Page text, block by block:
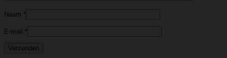
Naam *
E-mail *